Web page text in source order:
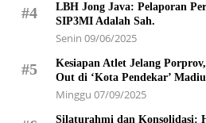
#4
LBH Jong Java: Pelaporan
SIP3MI Adalah Sah.
Senin 09/06/2025
#5
Kesiapan Atlet Jelang
Out di ‘Kota Pendekar’
Minggu 07/09/2025
Silaturahmi dan Konsolidasi: